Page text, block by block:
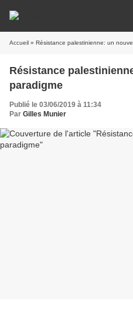
Accueil » Résistance palestinienne: un
Résistance
paradigme
Publié le 03/06/2019 à 11:34
Par Gilles Munier